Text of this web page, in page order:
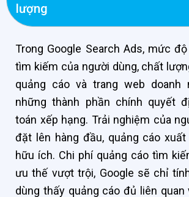
lượng
Trong Google Search Ads, mức
tìm kiếm của người dùng, chất
quảng cáo và trang web doanh
những thành phần chính quyết
toán xếp hạng. Trải nghiệm của
đặt lên hàng đầu, quảng cáo
hữu ích. Chi phí quảng cáo tìm
ưu thế vượt trội, Google sẽ chỉ
dùng thấy quảng cáo đủ liên quan